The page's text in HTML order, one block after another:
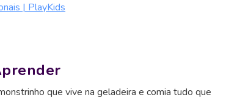
| PlayKids
que vive na geladeira e comia tudo que